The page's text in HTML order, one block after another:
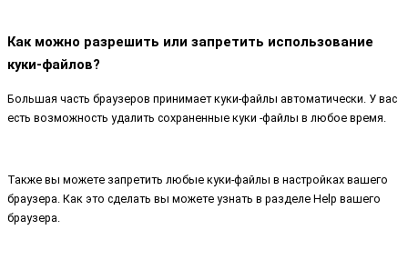
Как можно разрешить или запретить использование
куки-файлов?
Большая часть браузеров принимает куки-файлы автоматически. У вас
есть возможность удалить сохраненные куки -файлы в любое время.
Также вы можете запретить любые куки-файлы в настройках вашего
браузера. Как это сделать вы можете узнать в разделе Help вашего
браузера.